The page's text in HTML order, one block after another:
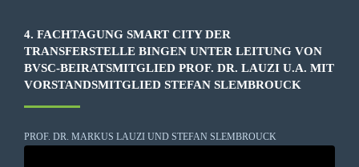
4. FACHTAGUNG SMART CITY DER
TRANSFERSTELLE BINGEN UNTER LEITUNG VON
BVSC-BEIRATSMITGLIED PROF. DR. LAUZI U.A. MIT
VORSTANDSMITGLIED STEFAN SLEMBROUCK
PROF. DR. MARKUS LAUZI UND STEFAN SLEMBROUCK